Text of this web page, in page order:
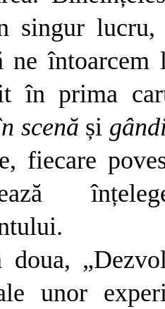
singur
ne întoarcem
în prima
scenă și
fiecare
doua,
unor